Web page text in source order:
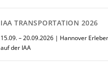
IAA TRANSPORTATION 2026
15.09. – 20.09.2026 | Hannover
auf der IAA